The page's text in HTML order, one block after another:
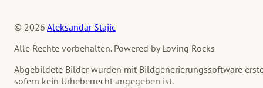
© 2026 Aleksandar Stajic
Alle Rechte vorbehalten. Powered by Loving Rocks
Abgebildete Bilder wurden mit Bildgenerierungssoftware
sofern kein Urheberrecht angegeben ist.